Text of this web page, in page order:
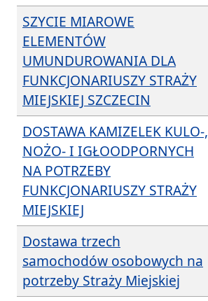
SZYCIE MIAROWE
ELEMENTÓW
UMUNDUROWANIA DLA
FUNKCJONARIUSZY STRAŻY
MIEJSKIEJ SZCZECIN
DOSTAWA KAMIZELEK KULO-,
NOŻO- I IGŁOODPORNYCH
NA POTRZEBY
FUNKCJONARIUSZY STRAŻY
MIEJSKIEJ
Dostawa trzech
samochodów osobowych na
potrzeby Straży Miejskiej